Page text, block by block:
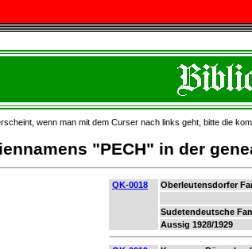
wenn man mit dem Curser nach links geht, bitte die
"PECH" in der
QK-0018 Oberleutensdorfer
Sudetendeutsche
Aussig 1928/1929